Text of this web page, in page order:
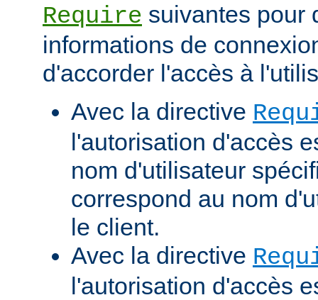
Require suivantes pour
informations de
d'accorder l'accès à
Avec la directive
l'autorisation d'accès
nom d'utilisateur
correspond au nom
le client.
Avec la directive
l'autorisation d'accès